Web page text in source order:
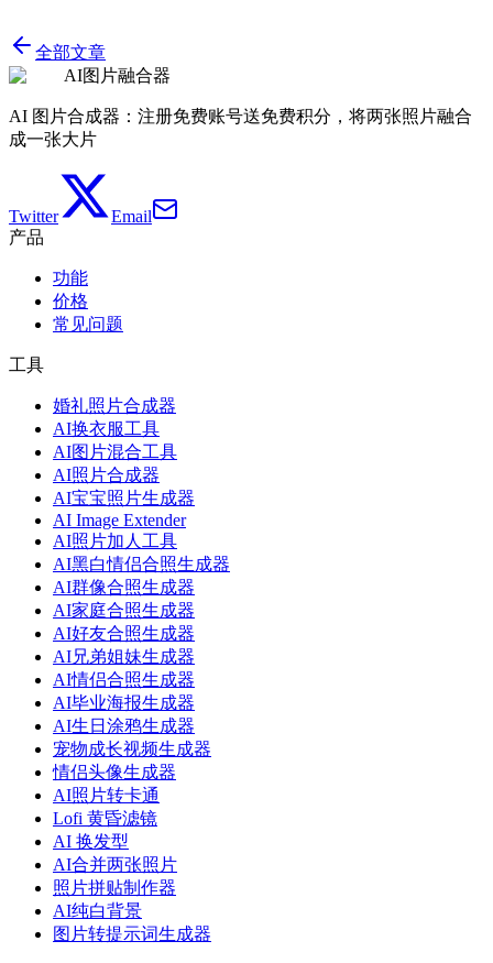
全部文章
AI图片融合器
AI 图片合成器：注册免费账号送免费积分，将两张照片融合
成一张大片
Twitter
Email
产品
功能
价格
常见问题
工具
婚礼照片合成器
AI换衣服工具
AI图片混合工具
AI照片合成器
AI宝宝照片生成器
AI Image Extender
AI照片加人工具
AI黑白情侣合照生成器
AI群像合照生成器
AI家庭合照生成器
AI好友合照生成器
AI兄弟姐妹生成器
AI情侣合照生成器
AI毕业海报生成器
AI生日涂鸦生成器
宠物成长视频生成器
情侣头像生成器
AI照片转卡通
Lofi 黄昏滤镜
AI 换发型
AI合并两张照片
照片拼贴制作器
AI纯白背景
图片转提示词生成器